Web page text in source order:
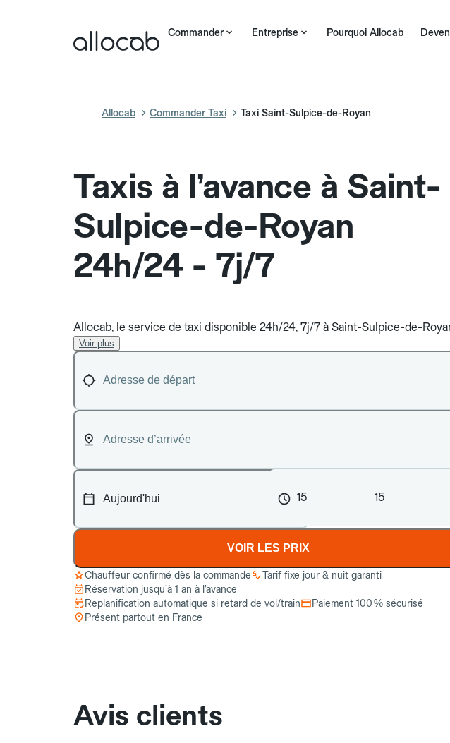
Commander Entreprise Pourquoi Allocab
Allocab Commander Taxi Taxi Saint-Sulpice-de-Royan
Taxis à l’avance à Saint-
Sulpice-de-Royan
24h/24 - 7j/7
Allocab, le service de taxi disponible 24h/24, 7j/7 à Saint-Sulpice-de-
Voir plus
15 15
VOIR LES PRIX
Chauffeur confirmé dès la commande
Tarif fixe jour & nuit garanti
Réservation jusqu’à 1 an à l’avance
Replanification automatique si retard de vol/train
Paiement 100 % sécurisé
Présent partout en France
Avis clients